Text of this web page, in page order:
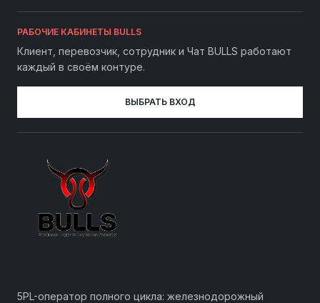
РАБОЧИЕ КАБИНЕТЫ BULLS
Клиент, перевозчик, сотрудник и Чат BULLS работают
каждый в своём контуре.
ВЫБРАТЬ ВХОД
5PL-оператор полного цикла: железнодорожный